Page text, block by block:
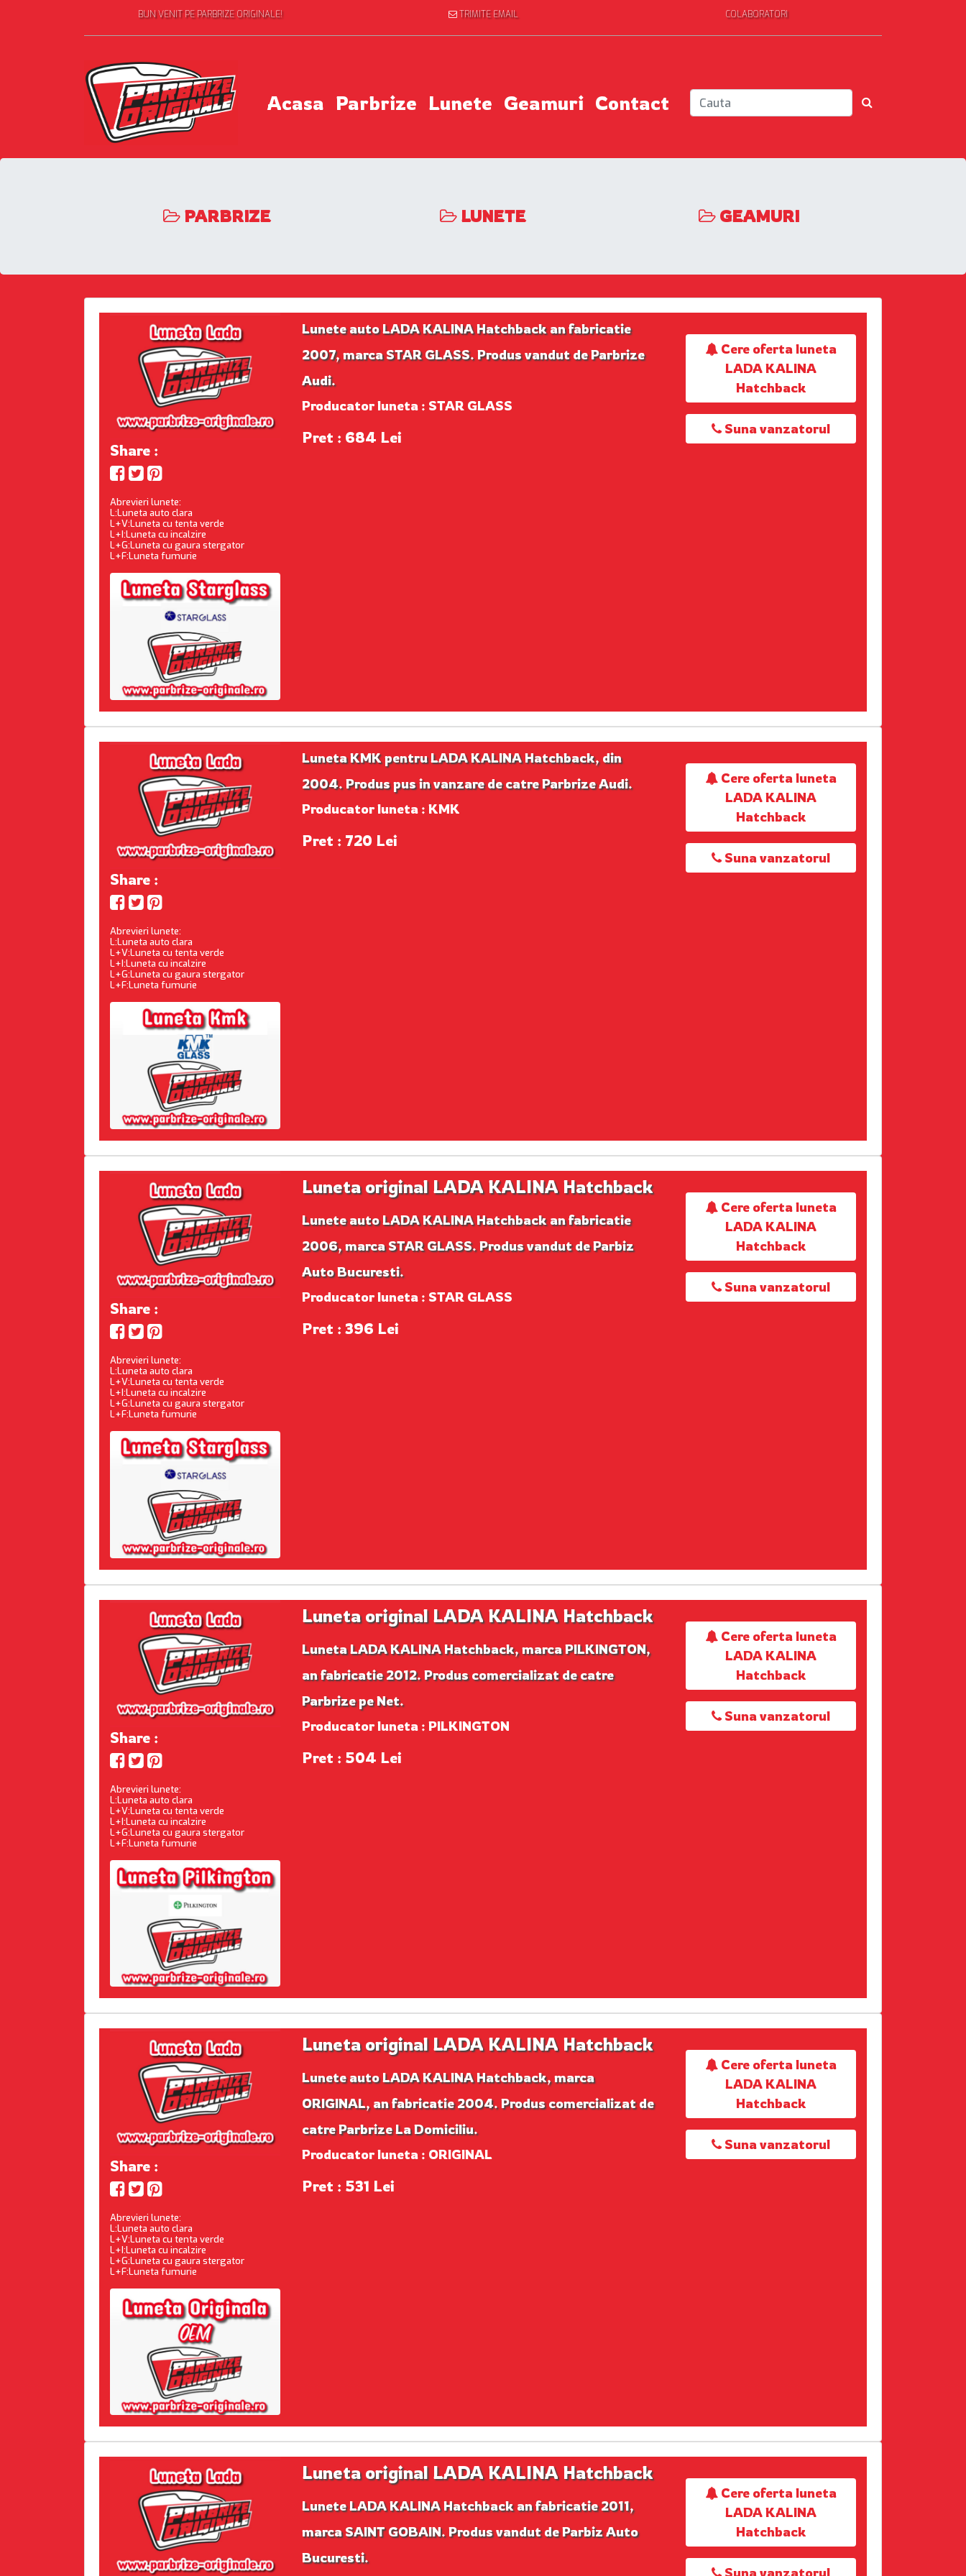
BUN VENIT PE PARBRIZE ORIGINALE! TRIMITE EMAIL COLABORATORI
Acasa Parbrize Lunete Geamuri Contact
PARBRIZE LUNETE GEAMURI
Share :
Abrevieri lunete:
L:Luneta auto clara
L+V:Luneta cu tenta verde
L+I:Luneta cu incalzire
L+G:Luneta cu gaura stergator
L+F:Luneta fumurie
Lunete auto LADA KALINA Hatchback an fabricatie
2007, marca STAR GLASS. Produs vandut de Parbrize
Audi.
Producator luneta : STAR GLASS
Pret : 684 Lei
Cere oferta luneta
LADA KALINA
Hatchback
Suna vanzatorul
Share :
Abrevieri lunete:
L:Luneta auto clara
L+V:Luneta cu tenta verde
L+I:Luneta cu incalzire
L+G:Luneta cu gaura stergator
L+F:Luneta fumurie
Luneta KMK pentru LADA KALINA Hatchback, din
2004. Produs pus in vanzare de catre Parbrize Audi.
Producator luneta : KMK
Pret : 720 Lei
Cere oferta luneta
LADA KALINA
Hatchback
Suna vanzatorul
Share :
Abrevieri lunete:
L:Luneta auto clara
L+V:Luneta cu tenta verde
L+I:Luneta cu incalzire
L+G:Luneta cu gaura stergator
L+F:Luneta fumurie
Luneta original LADA KALINA Hatchback
Lunete auto LADA KALINA Hatchback an fabricatie
2006, marca STAR GLASS. Produs vandut de Parbiz
Auto Bucuresti.
Producator luneta : STAR GLASS
Pret : 396 Lei
Cere oferta luneta
LADA KALINA
Hatchback
Suna vanzatorul
Share :
Abrevieri lunete:
L:Luneta auto clara
L+V:Luneta cu tenta verde
L+I:Luneta cu incalzire
L+G:Luneta cu gaura stergator
L+F:Luneta fumurie
Luneta original LADA KALINA Hatchback
Luneta LADA KALINA Hatchback, marca PILKINGTON,
an fabricatie 2012. Produs comercializat de catre
Parbrize pe Net.
Producator luneta : PILKINGTON
Pret : 504 Lei
Cere oferta luneta
LADA KALINA
Hatchback
Suna vanzatorul
Share :
Abrevieri lunete:
L:Luneta auto clara
L+V:Luneta cu tenta verde
L+I:Luneta cu incalzire
L+G:Luneta cu gaura stergator
L+F:Luneta fumurie
Luneta original LADA KALINA Hatchback
Lunete auto LADA KALINA Hatchback, marca
ORIGINAL, an fabricatie 2004. Produs comercializat de
catre Parbrize La Domiciliu.
Producator luneta : ORIGINAL
Pret : 531 Lei
Cere oferta luneta
LADA KALINA
Hatchback
Suna vanzatorul
Luneta original LADA KALINA Hatchback
Lunete LADA KALINA Hatchback an fabricatie 2011,
marca SAINT GOBAIN. Produs vandut de Parbiz Auto
Bucuresti.
Cere oferta luneta
LADA KALINA
Hatchback
Suna vanzatorul